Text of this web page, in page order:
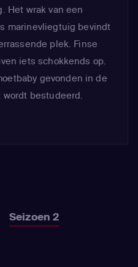
Het wrak van een
marinevliegtuig bevindt
plek. Finse
iets schokkends op.
gevonden in de
wordt bestudeerd.
Seizoen 2